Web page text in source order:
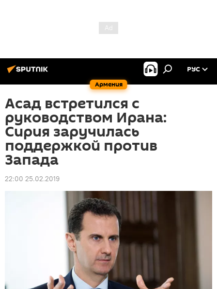
Армения
РУС
Асад встретился с
руководством Ирана:
Сирия заручилась
поддержкой против
Запада
22:00 25.02.2019